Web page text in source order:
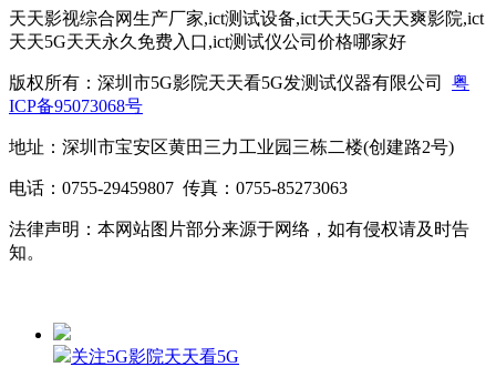
天天影视综合网生产厂家,ict测试设备,ict天天5G天天爽影院,ict
天天5G天天永久免费入口,ict测试仪公司价格哪家好
版权所有：深圳市5G影院天天看5G发测试仪器有限公司 粤
ICP备95073068号
地址：深圳市宝安区黄田三力工业园三栋二楼(创建路2号)
电话：0755-29459807 传真：0755-85273063
法律声明：本网站图片部分来源于网络，如有侵权请及时告
知。
关注5G影院天天看5G